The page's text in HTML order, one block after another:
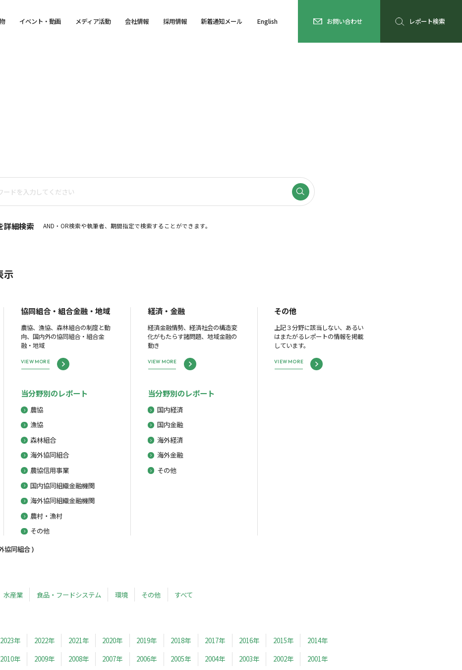
イベント・動画 メディア活動 会社情報 採用情報 新着通知メール English お問い合わせ レポート検索
詳細検索 AND・OR検索や執筆者、期間指定で検索することができます。
示
協同組合・組合金融・地域
農協、漁協、森林組合の制度と動
向、国内外の協同組合・組合金
融・地域
VIEW MORE
当分野別のレポート
農協
漁協
森林組合
海外協同組合
農協信用事業
国内協同組織金融機関
海外協同組織金融機関
農村・漁村
その他
経済・金融
経済金融情勢、経済社会の構造変
化がもたらす諸問題、地域金融の
動き
VIEW MORE
当分野別のレポート
国内経済
国内金融
海外経済
海外金融
その他
その他
上記３分野に該当しない、あるい
はまたがるレポートの情報を掲載
しています。
VIEW MORE
協同組合 )
水産業 食品・フードシステム 環境 その他 すべて
2023年 2022年 2021年 2020年 2019年 2018年 2017年 2016年 2015年
2014年
2010年 2009年 2008年 2007年 2006年 2005年 2004年 2003年 2002年
2001年